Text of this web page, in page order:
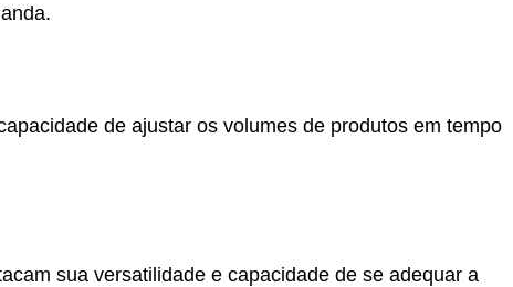
de ajustar os volumes de produtos em tempo
sua versatilidade e capacidade de se adequar a